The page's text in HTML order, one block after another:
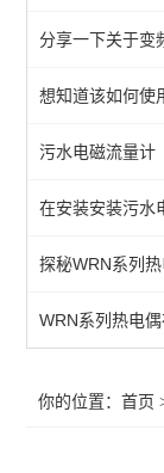
SBW系列温度
WRN系列热电
WZP系列热电阻
分享一下关于变
想知道该如何使
污水电磁流量计
在安装安装污水
探秘WRN系列
WRN系列热电
你的位置：首页